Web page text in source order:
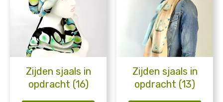
Zijden sjaals in
opdracht (16)
Zijden sjaals in
opdracht (13)